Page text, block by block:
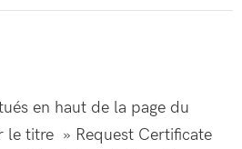
en haut de la page du
le titre » Request Certificate